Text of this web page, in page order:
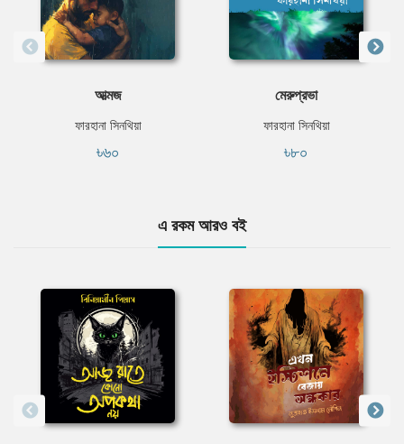
আত্মজ
ফারহানা সিনথিয়া
৳৬০
মেরুপ্রভা
ফারহানা সিনথিয়া
৳৮০
এ রকম আরও বই